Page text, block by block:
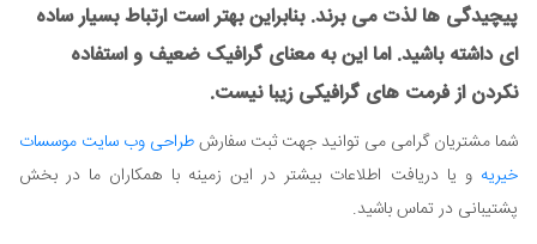
پیچیدگی ها لذت می برند. بنابراین بهتر است ارتباط بسیار ساده
ای داشته باشید. اما این به معنای گرافیک ضعیف و استفاده
نکردن از فرمت های گرافیکی زیبا نیست.
شما مشتریان گرامی می توانید جهت ثبت سفارشطراحی وب سایت موسسات
خیریه و یا دریافت اطلاعات بیشتر در این زمینه با همکاران ما در بخش
پشتیبانی در تماس باشید.